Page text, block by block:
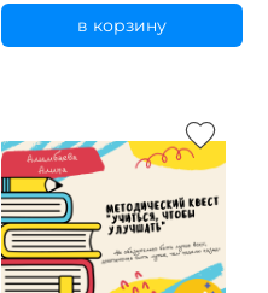
в корзину